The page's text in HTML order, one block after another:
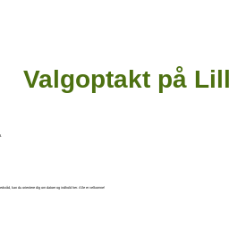
Valgoptakt på
kan du orientere dig om datoer og indhold her. Alle er velkomne!